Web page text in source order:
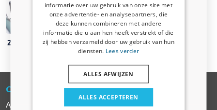
Zonneschermen
CARPARTS -EXPERT
Alle Producten
informatie over uw gebruik van onze site met
onze advertentie- en analysepartners, die
deze kunnen combineren met andere
informatie die u aan hen heeft verstrekt of die
zij hebben verzameld door uw gebruik van hun
diensten. Lees verder
ALLES ACCEPTEREN
ALLES AFWIJZEN
Vertel ons waar u voor winkelt om uw korting te
ontvangen. Ik winkel voor mijn:
Auto
Huisdier